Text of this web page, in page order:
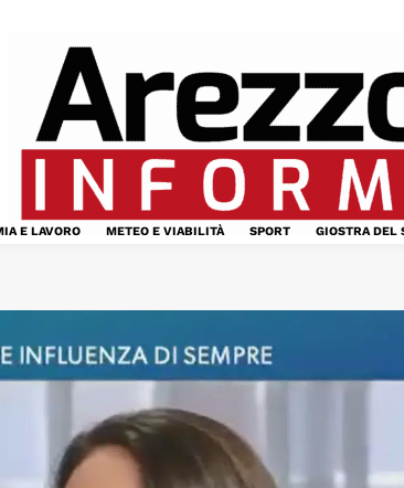
E LAVORO METEO E VIABILITÀ SPORT GIOSTRA DEL